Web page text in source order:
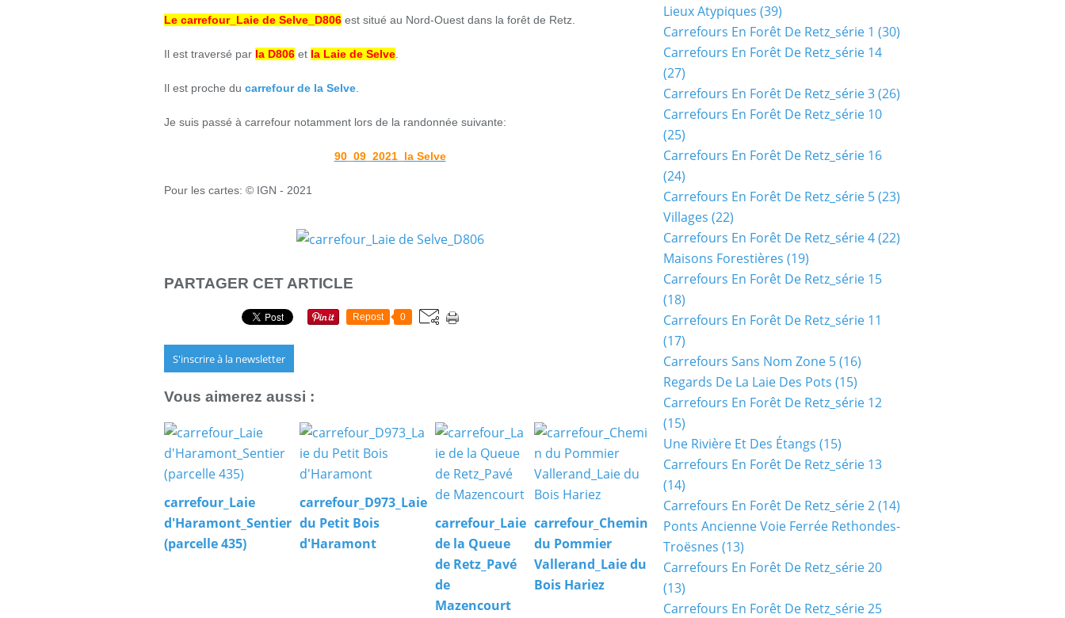
Le carrefour_Laie de Selve_D806 est situé au Nord-Ouest dans la forêt de Retz.
Il est traversé par la D806 et la Laie de Selve
Il est proche du carrefour de la Selve
Je suis passé à carrefour notamment lors de la randonnée suivante:
90_09_2021_la Selve
Pour les cartes: © IGN - 2021
PARTAGER CET ARTICLE
Repost 0
S'inscrire à la newsletter
Vous aimerez aussi :
carrefour_Laie
d'Haramont_Sentier
(parcelle 435)
carrefour_D973_Laie
du Petit Bois
d'Haramont
carrefour_Laie
de la Queue
de Retz_Pavé
de
Mazencourt
carrefour_Chemin
du Pommier
Vallerand_Laie du
Bois Hariez
Lieux Atypiques (39)
Carrefours En Forêt De Retz_série 1 (30)
Carrefours En Forêt De Retz_série 14
(27)
Carrefours En Forêt De Retz_série 3(26)
Carrefours En Forêt De Retz_série 10
(25)
Carrefours En Forêt De Retz_série 16
(24)
Carrefours En Forêt De Retz_série 5(23)
Villages (22)
Carrefours En Forêt De Retz_série 4(22)
Maisons Forestières (19)
Carrefours En Forêt De Retz_série 15
(18)
Carrefours En Forêt De Retz_série 11
(17)
Carrefours Sans Nom Zone 5(16)
Regards De La Laie Des Pots (15)
Carrefours En Forêt De Retz_série 12
(15)
Une Rivière Et Des Étangs (15)
Carrefours En Forêt De Retz_série 13
(14)
Carrefours En Forêt De Retz_série 2(14)
Ponts Ancienne Voie Ferrée Rethondes-
Troësnes (13)
Carrefours En Forêt De Retz_série 20
(13)
Carrefours En Forêt De Retz_série 25